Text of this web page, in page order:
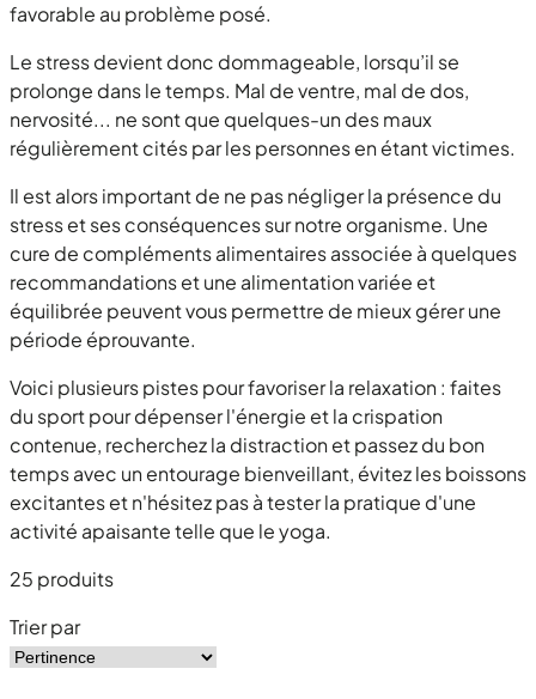
favorable au problème posé.
Le stress devient donc dommageable, lorsqu’il se
prolonge dans le temps. Mal de ventre, mal de dos,
nervosité... ne sont que quelques-un des maux
régulièrement cités par les personnes en étant victimes.
Il est alors important de ne pas négliger la présence du
stress et ses conséquences sur notre organisme. Une
cure de compléments alimentaires associée à quelques
recommandations et une alimentation variée et
équilibrée peuvent vous permettre de mieux gérer une
période éprouvante.
Voici plusieurs pistes pour favoriser la relaxation : faites
du sport pour dépenser l'énergie et la crispation
contenue, recherchez la distraction et passez du bon
temps avec un entourage bienveillant, évitez les boissons
excitantes et n'hésitez pas à tester la pratique d'une
activité apaisante telle que le yoga.
25 produits
Trier par